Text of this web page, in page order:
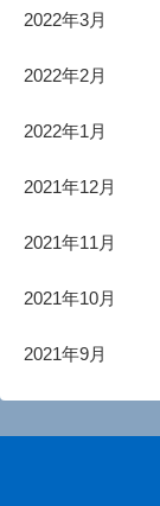
2022年3月
2022年2月
2022年1月
2021年12月
2021年11月
2021年10月
2021年9月